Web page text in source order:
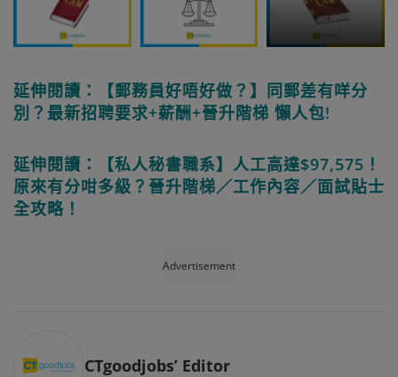
延伸閱讀：【郵務員好唔好做？】同郵差有咩分
別？最新招聘要求+薪酬+晉升階梯 懶人包!
延伸閱讀：【私人秘書職系】人工高達$97,575！
原來有分咁多級？晉升階梯／工作內容／面試貼士
全攻略！
Advertisement
CTgoodjobs’ Editor